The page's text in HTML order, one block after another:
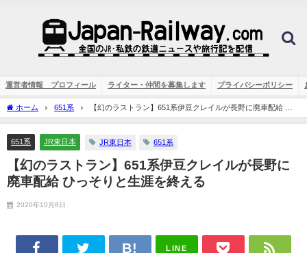
運営者情報 プロフィール ライター・仲間を募集します プライバシーポリシー
ホーム 651系
【幻のラストラン】651系伊豆クレイルが長野に廃車配給 ひ
っそりと生涯を終える
651系 JR東日本 JR東日本 651系
【幻のラストラン】651系伊豆クレイルが長野に
廃車配給 ひっそりと生涯を終える
2020年10月8日
LINE